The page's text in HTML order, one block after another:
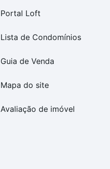
Portal Loft
Lista de Condomínios
Guia de Venda
Mapa do site
Avaliação de imóvel